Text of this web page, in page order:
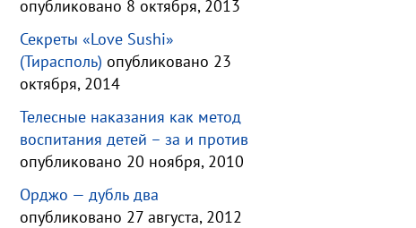
опубликовано 8 октября, 2013
Секреты «Love Sushi»
(Тирасполь) опубликовано 23
октября, 2014
Телесные наказания как метод
воспитания детей – за и против
опубликовано 20 ноября, 2010
Орджо — дубль два
опубликовано 27 августа, 2012